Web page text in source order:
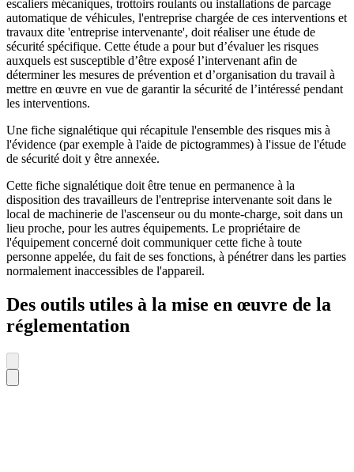
escaliers mécaniques, trottoirs roulants ou installations de parcage
automatique de véhicules, l'entreprise chargée de ces interventions et
travaux dite 'entreprise intervenante', doit réaliser une étude de
sécurité spécifique. Cette étude a pour but d’évaluer les risques
auxquels est susceptible d’être exposé l’intervenant afin de
déterminer les mesures de prévention et d’organisation du travail à
mettre en œuvre en vue de garantir la sécurité de l’intéressé pendant
les interventions.
Une fiche signalétique qui récapitule l'ensemble des risques mis à
l'évidence (par exemple à l'aide de pictogrammes) à l'issue de l'étude
de sécurité doit y être annexée.
Cette fiche signalétique doit être tenue en permanence à la
disposition des travailleurs de l'entreprise intervenante soit dans le
local de machinerie de l'ascenseur ou du monte-charge, soit dans un
lieu proche, pour les autres équipements. Le propriétaire de
l'équipement concerné doit communiquer cette fiche à toute
personne appelée, du fait de ses fonctions, à pénétrer dans les parties
normalement inaccessibles de l'appareil.
Des outils utiles à la mise en œuvre de la
réglementation